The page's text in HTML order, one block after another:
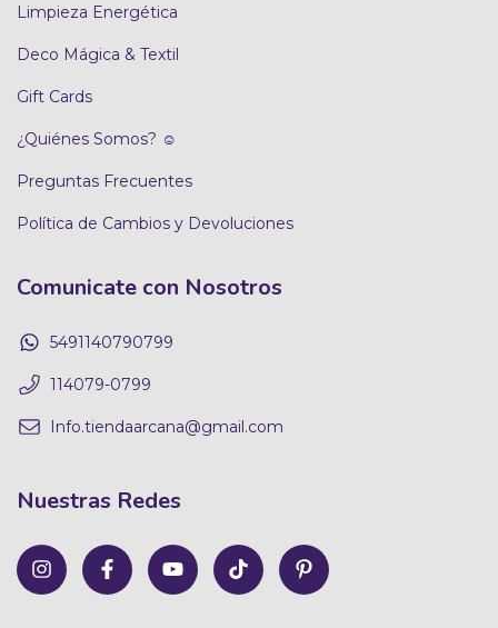
Limpieza Energética
Deco Mágica & Textil
Gift Cards
¿Quiénes Somos? ☺
Preguntas Frecuentes
Política de Cambios y Devoluciones
Comunicate con Nosotros
5491140790799
114079-0799
Info.tiendaarcana@gmail.com
Nuestras Redes